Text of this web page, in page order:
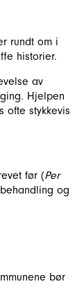
rundt om i
historier.
av
Hjelpen
ofte stykkevis
før (Per
og
bør